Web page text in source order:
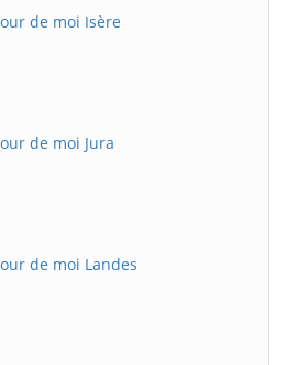
de moi Isère
de moi Jura
de moi Landes